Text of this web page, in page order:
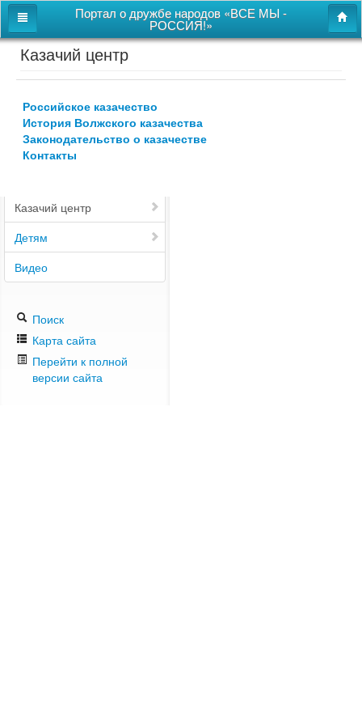
Портал о дружбе народов «ВСЕ МЫ -
РОССИЯ!»
Главная
Новости
СВОи
Казачий центр
Детям
Видео
Поиск
Карта сайта
Перейти к полной
версии сайта
Казачий центр
Российское казачество
История Волжского казачества
Законодательство о казачестве
Контакты